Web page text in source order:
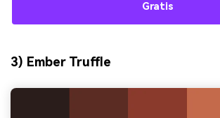
Gratis
3) Ember Truffle